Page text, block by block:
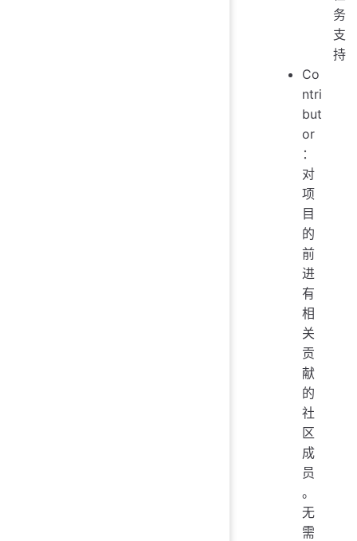
务
支
持
Co
ntri
but
or
：
对
项
目
的
前
进
有
相
关
贡
献
的
社
区
成
员
。
无
需